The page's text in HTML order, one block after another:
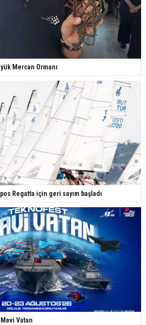
Mercan Ormanı
Regatta için geri sayım başladı
Mavi Vatan